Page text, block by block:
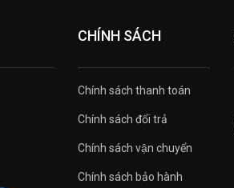
CHÍNH SÁCH
Chính sách thanh toán
Chính sách đổi trả
Chính sách vận chuyển
Chính sách bảo hành